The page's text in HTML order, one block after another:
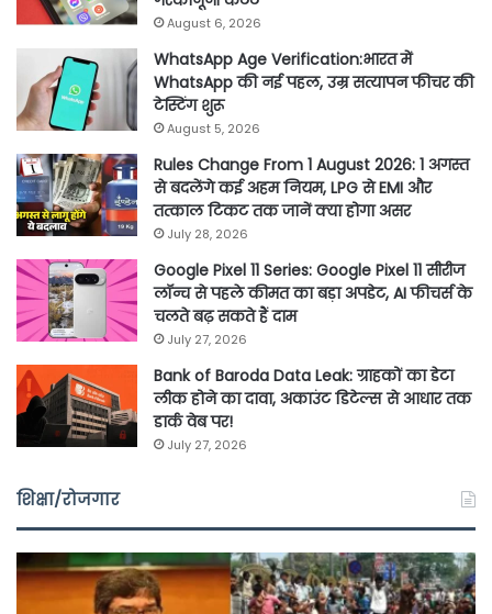
August 6, 2026
WhatsApp Age Verification:भारत में
WhatsApp की नई पहल, उम्र सत्यापन फीचर की
टेस्टिंग शुरू
August 5, 2026
Rules Change From 1 August 2026: 1 अगस्त
से बदलेंगे कई अहम नियम, LPG से EMI और
तत्काल टिकट तक जानें क्या होगा असर
July 28, 2026
Google Pixel 11 Series: Google Pixel 11 सीरीज
लॉन्च से पहले कीमत का बड़ा अपडेट, AI फीचर्स के
चलते बढ़ सकते हैं दाम
July 27, 2026
Bank of Baroda Data Leak: ग्राहकों का डेटा
लीक होने का दावा, अकाउंट डिटेल्स से आधार तक
डार्क वेब पर!
July 27, 2026
शिक्षा/रोजगार